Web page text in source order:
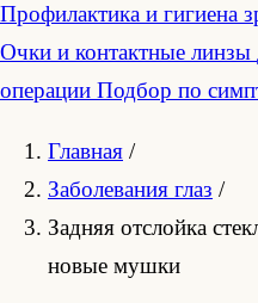
Профилактика и гигиена
Очки и контактные линзы
операции Подбор по
Главная /
Заболевания глаз /
Задняя отслойка
новые мушки